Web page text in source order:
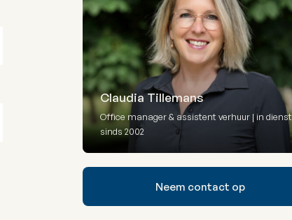
Claudia Tillemans
Office manager & assistent verhuur | in dienst
sinds 2002
Neem contact op